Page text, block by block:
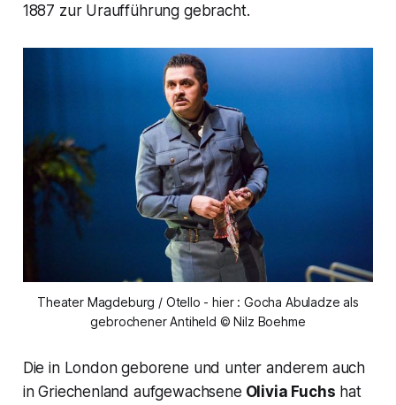
1887 zur Uraufführung gebracht.
Theater Magdeburg / Otello - hier : Gocha Abuladze als
gebrochener Antiheld © Nilz Boehme
Die in London geborene und unter anderem auch
in Griechenland aufgewachsene Olivia Fuchs hat